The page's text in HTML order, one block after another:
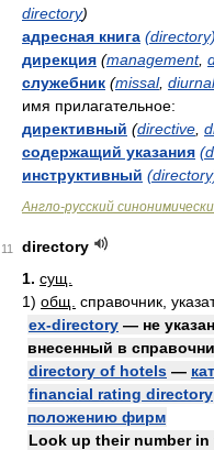
directory)
адресная книга (directory)
дирекция (management,
служебник (missal, diurnal
имя прилагательное:
директивный (directive
содержащий указания
инструктивный
Англо-русский
11
directory
1. сущ.
1) общ. справочник,
ex-directory — не
внесенный в
directory of hotels —
financial rating directory
положению фирм
Look up their number